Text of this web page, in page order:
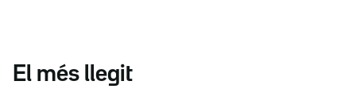
El més llegit